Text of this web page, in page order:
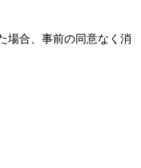
場合、 事前の同意なく消